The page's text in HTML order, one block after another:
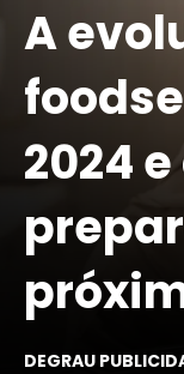
A
2024
DEGRAU